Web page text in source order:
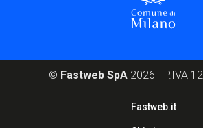
© Fastweb SpA 2026 - P.IVA
Fastweb.it